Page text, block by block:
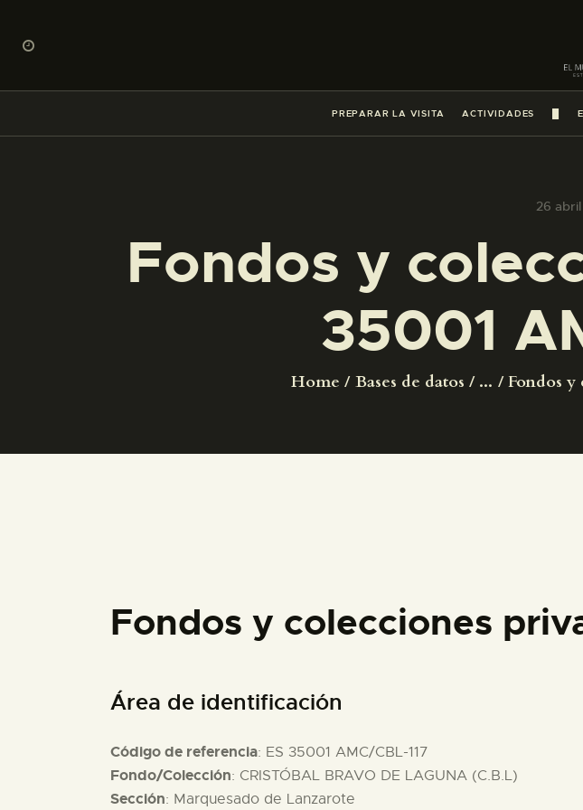
PREPARAR LA VISITA ACTIVIDADES
26 abril
Fondos y
35001
Home Bases de datos ... Fondos y
PREPARAR LA
ACTIVIDADES
█
COLECCIONES
DIDÁCTICA
ESPAÑOL
ESPAÑOL
Fondos y colecciones
Área de identificación
Código de referencia: ES 35001 AMC/CBL-117
Fondo/Colección: CRISTÓBAL BRAVO DE LAGUNA (C.B.L)
Sección: Marquesado de Lanzarote